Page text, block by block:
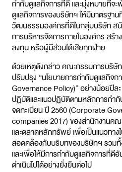
กำกับดูแลกิจการที่ดี และมุ่งหมายที่
ดูแลกิจการของบริษัทฯ ให้มีมาตรฐาน
วัฒนธรรมองค์กรที่ดีในกลุ่มบริษัท สนั
การบริหารจัดการภายในองค์กร สร้
ลงทุน หรือผู้มีส่วนได้เสียทุกฝ่าย
ด้วยเหตุดังกล่าว คณะกรรมการบริษั
ปรับปรุง “นโยบายการกำกับดูแลกิจ
Governance Policy)” อย่างน้อยปีล
ปฏิบัติและแนวปฏิบัติตามหลักการกำ
จดทะเบียน ปี 2560 (Corporate
companies 2017) ของสำนักงาน
และตลาดหลักทรัพย์ เพื่อเป็นแนวทา
สอดคล้องกับบริบทของบริษัทฯ รวม
และเพื่อให้มีการกำกับดูแลกิจการที่ดี
ดำเนินไปได้อย่างยั่งยืนต่อไป